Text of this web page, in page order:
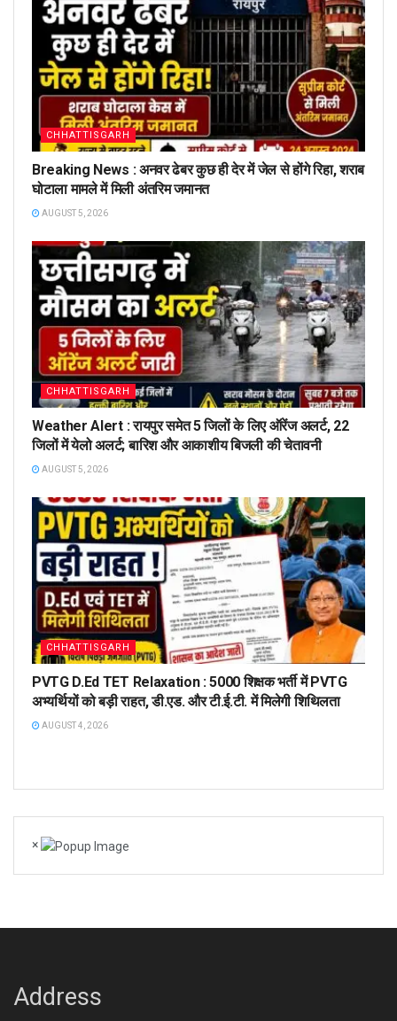
CHHATTISGARH
Breaking News : अनवर ढेबर कुछ ही देर में जेल से होंगे रिहा, शराब
घोटाला मामले में मिली अंतरिम जमानत
AUGUST 5, 2026
CHHATTISGARH
Weather Alert : रायपुर समेत 5 जिलों के लिए ऑरेंज अलर्ट, 22
जिलों में येलो अलर्ट; बारिश और आकाशीय बिजली की चेतावनी
AUGUST 5, 2026
CHHATTISGARH
PVTG D.Ed TET Relaxation : 5000 शिक्षक भर्ती में PVTG
अभ्यर्थियों को बड़ी राहत, डी.एड. और टी.ई.टी. में मिलेगी शिथिलता
AUGUST 4, 2026
×
Address